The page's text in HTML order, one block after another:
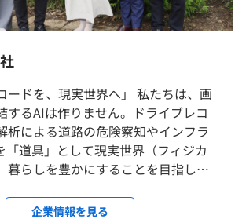
の開発
AI画像分類システムの構築
構築
ムの構築
け大規模業務システムの構築
構築
ボットの開発
／自転車勤務可能
があります。
囲
よび自宅またはお客様先
（テレワークをおこなう場所を含む）
ます
以上
ードを、現実世界へ」 私たちは、画
するAIは作りません。ドライブレコ
析による道路の危険察知やインフラ
「道具」として現実世界（フィジカ
暮らしを豊かにすることを目指して
りません。最先端のAIを武器に、
企業情報を見る